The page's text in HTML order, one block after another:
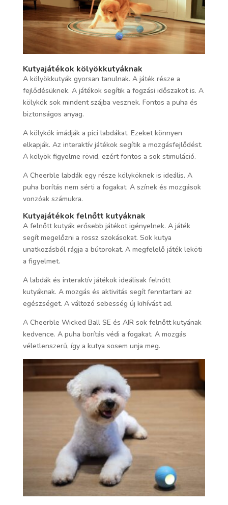
Kutyajátékok kölyökkutyáknak
A kölyökkutyák gyorsan tanulnak. A játék része a
fejlődésüknek. A játékok segítik a fogzási időszakot is. A
kölykök sok mindent szájba vesznek. Fontos a puha és
biztonságos anyag.
A kölykök imádják a pici labdákat. Ezeket könnyen
elkapják. Az interaktív játékok segítik a mozgásfejlődést.
A kölyök figyelme rövid, ezért fontos a sok stimuláció.
A Cheerble labdák egy része kölyköknek is ideális. A
puha borítás nem sérti a fogakat. A színek és mozgások
vonzóak számukra.
Kutyajátékok felnőtt kutyáknak
A felnőtt kutyák erősebb játékot igényelnek. A játék
segít megelőzni a rossz szokásokat. Sok kutya
unatkozásból rágja a bútorokat. A megfelelő játék leköti
a figyelmet.
A labdák és interaktív játékok ideálisak felnőtt
kutyáknak. A mozgás és aktivitás segít fenntartani az
egészséget. A változó sebesség új kihívást ad.
A Cheerble Wicked Ball SE és AIR sok felnőtt kutyának
kedvence. A puha borítás védi a fogakat. A mozgás
véletlenszerű, így a kutya sosem unja meg.